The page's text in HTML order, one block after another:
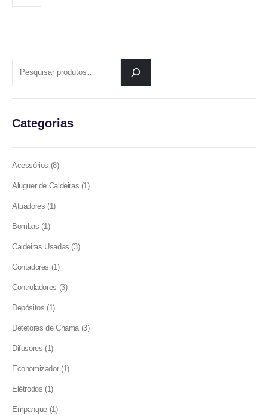
Categorias
Acessórios 88
Aluguer de Caldeiras 11
Atuadores 11
Bombas 11
Caldeiras Usadas 33
Contadores 11
Controladores 33
Depósitos 11
Detetores de Chama 33
Difusores 11
Economizador 11
Elétrodos 11
Empanque 11